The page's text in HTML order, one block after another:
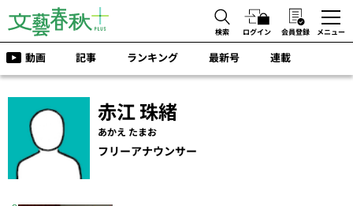
検索 ログイン 会員登録 メニュー
動画 記事 ランキング 最新号 連載
赤江 珠緒
あかえ たまお
フリーアナウンサー